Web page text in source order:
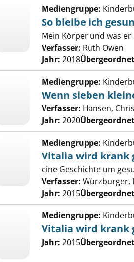
Mediengruppe:
So bleibe ich
Mein Körper und was er
Verfasser: Ruth Owen
Jahr: 2018
Mediengruppe:
Wenn sieben
Verfasser: Hansen,
Jahr: 2020
Mediengruppe:
Vitalia wird krank
eine Geschichte um
Verfasser: Würzburger,
Jahr: 2015
Mediengruppe:
Vitalia wird krank
Jahr: 2015